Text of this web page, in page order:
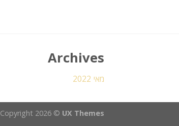
Archives
מאי 2022
Copyright 2026 © UX Themes